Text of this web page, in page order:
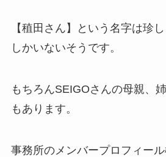
【稙田さん】という名字は珍
しかいないそうです。
もちろんSEIGOさんの母親、
もあります。
事務所のメンバープロフィー